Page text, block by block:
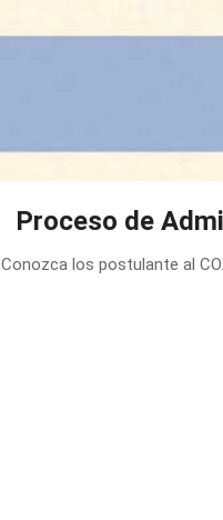
Proceso de
Conozca los postulante al